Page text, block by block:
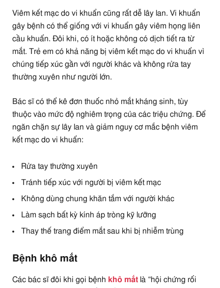
Viêm kết mạc do vi khuẩn cũng rất dễ lây lan. Vi khuẩn
gây bệnh có thể giống với vi khuẩn gây viêm họng liên
cầu khuẩn. Đôi khi, có ít hoặc không có dịch tiết ra từ
mắt. Trẻ em có khả năng bị viêm kết mạc do vi khuẩn vì
chúng tiếp xúc gần với người khác và không rửa tay
thường xuyên như người lớn.
Bác sĩ có thể kê đơn thuốc nhỏ mắt kháng sinh, tùy
thuộc vào mức độ nghiêm trọng của các triệu chứng. Để
ngăn chặn sự lây lan và giảm nguy cơ mắc bệnh viêm
kết mạc do vi khuẩn:
Rửa tay thường xuyên
Tránh tiếp xúc với người bị viêm kết mạc
Không dùng chung khăn tắm với người khác
Làm sạch bất kỳ kính áp tròng kỹ lưỡng
Thay thế trang điểm mắt sau khi bị nhiễm trùng
Bệnh khô mắt
Các bác sĩ đôi khi gọi bệnh khô mắt là “hội chứng rối